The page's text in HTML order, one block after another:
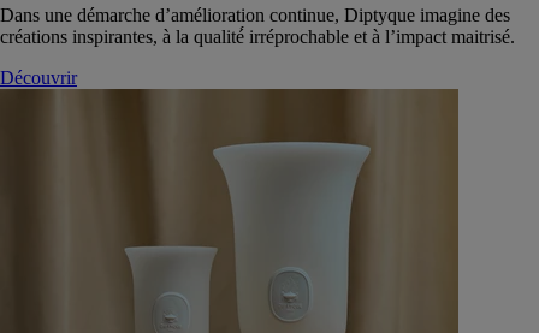
Dans une démarche d’amélioration continue, Diptyque imagine des
créations inspirantes, à la qualité́ irréprochable et à l’impact maitrisé.
Découvrir